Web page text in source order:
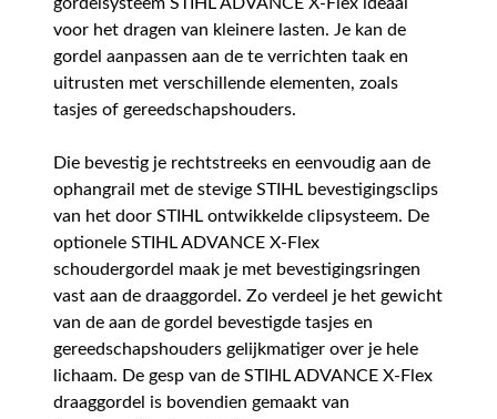
gordelsysteem STIHL ADVANCE X-Flex ideaal
voor het dragen van kleinere lasten. Je kan de
gordel aanpassen aan de te verrichten taak en
uitrusten met verschillende elementen, zoals
tasjes of gereedschapshouders.
Die bevestig je rechtstreeks en eenvoudig aan de
ophangrail met de stevige STIHL bevestigingsclips
van het door STIHL ontwikkelde clipsysteem. De
optionele STIHL ADVANCE X-Flex
schoudergordel maak je met bevestigingsringen
vast aan de draaggordel. Zo verdeel je het gewicht
van de aan de gordel bevestigde tasjes en
gereedschapshouders gelijkmatiger over je hele
lichaam. De gesp van de STIHL ADVANCE X-Flex
draaggordel is bovendien gemaakt van